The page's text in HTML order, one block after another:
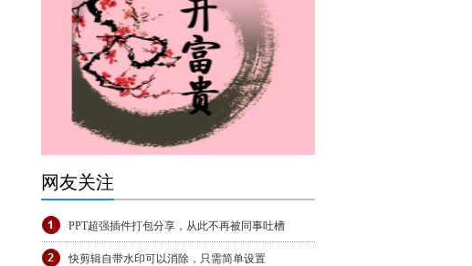
网友关注
PPT超强插件打包分享，从此不再被同事吐槽
快剪辑自带水印可以消除，只需简单设置